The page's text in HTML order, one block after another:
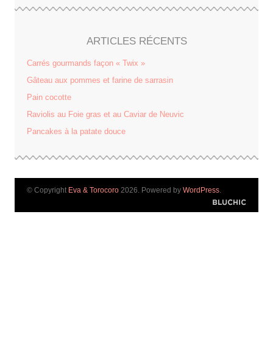
ARTICLES RÉCENTS
Carrés gourmands façon « Twix »
Gâteau aux pommes et farine de sarrasin
Pain cocotte
Raviolis au Foie gras et au Caviar de Neuvic
Pancakes à la patate douce
© Copyright Eva & Torocoro 2026. Powered by WordPress